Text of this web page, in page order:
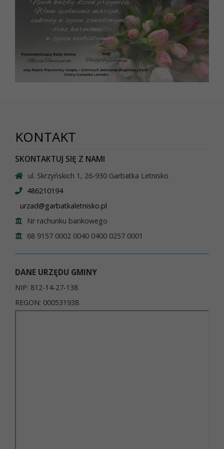
KONTAKT
SKONTAKTUJ SIĘ Z NAMI
ul. Skrzyńskich 1, 26-930 Garbatka Letnisko
486210194
urzad@garbatkaletnisko.pl
Nr rachunku bankowego
68 9157 0002 0040 0400 0257 0001
DANE URZĘDU GMINY
NIP: 812-14-27-138
REGON: 000531938